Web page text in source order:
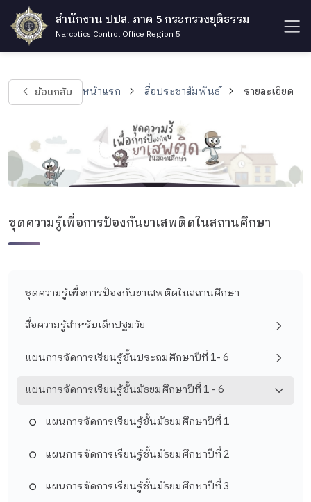
สำนักงาน ปปส. ภาค 5 กระทรวงยุติธรรม
Narcotics Control Office Region 5
ย้อนกลับ หน้าแรก สื่อประชาสัมพันธ์ รายละเอียด
ชุดความรู้เพื่อการป้องกันยาเสพติดในสถานศึกษา
ชุดความรู้เพื่อการป้องกันยาเสพติดในสถานศึกษา
สื่อความรู้สำหรับเด็กปฐมวัย
แผนการจัดการเรียนรู้ชั้นประถมศึกษาปีที่ 1- 6
แผนการจัดการเรียนรู้ชั้นมัธยมศึกษาปีที่ 1 - 6
แผนการจัดการเรียนรู้ชั้นมัธยมศึกษาปีที่ 1
แผนการจัดการเรียนรู้ชั้นมัธยมศึกษาปีที่ 2
แผนการจัดการเรียนรู้ชั้นมัธยมศึกษาปีที่ 3